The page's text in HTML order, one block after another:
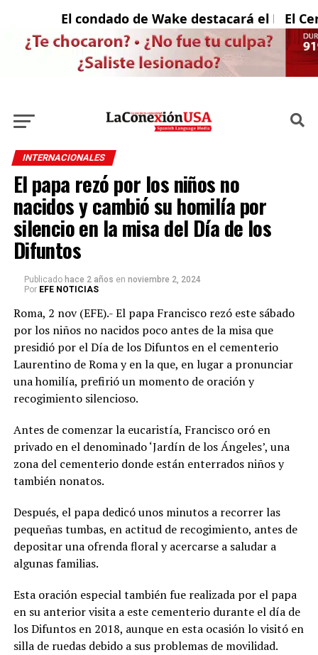
El condado de Wake destacará el Mes
El
INTERNACIONALES
El papa rezó por los niños no
nacidos y cambió su homilía por
silencio en la misa del Día de los
Difuntos
Publicado hace 2 años en noviembre 2, 2024
Por EFE NOTICIAS
Roma, 2 nov (EFE).- El papa Francisco rezó este sábado
por los niños no nacidos poco antes de la misa que
presidió por el Día de los Difuntos en el cementerio
Laurentino de Roma y en la que, en lugar a pronunciar
una homilía, prefirió un momento de oración y
recogimiento silencioso.
Antes de comenzar la eucaristía, Francisco oró en
privado en el denominado ‘Jardín de los Ángeles’, una
zona del cementerio donde están enterrados niños y
también nonatos.
Después, el papa dedicó unos minutos a recorrer las
pequeñas tumbas, en actitud de recogimiento, antes de
depositar una ofrenda floral y acercarse a saludar a
algunas familias.
Esta oración especial también fue realizada por el papa
en su anterior visita a este cementerio durante el día de
los Difuntos en 2018, aunque en esta ocasión lo visitó en
silla de ruedas debido a sus problemas de movilidad.